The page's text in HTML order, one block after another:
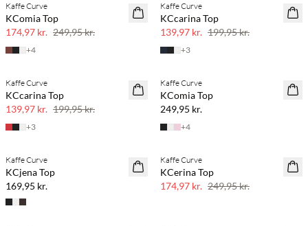
SAVE20
Kaffe Curve
KComia Top
174,97 kr. 249,95 kr.
+4
SAVE20
Kaffe Curve
KCcarina Top
139,97 kr. 199,95 kr.
+3
SAVE20
Kaffe Curve
KCcarina Top
139,97 kr. 199,95 kr.
+3
NYHED
Kaffe Curve
KComia Top
249,95 kr.
+4
NYHED
Kaffe Curve
KCjena Top
169,95 kr.
SAVE20
Kaffe Curve
KCerina Top
174,97 kr. 249,95 kr.